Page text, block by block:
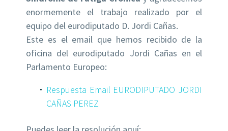
enormemente el trabajo realizado por el
equipo del eurodiputado D. Jordi Cañas.
Este es el email que hemos recibido de la
oficina del eurodiputado Jordi Cañas en el
Parlamento Europeo:
Respuesta Email EURODIPUTADO JORDI
CAÑAS PEREZ